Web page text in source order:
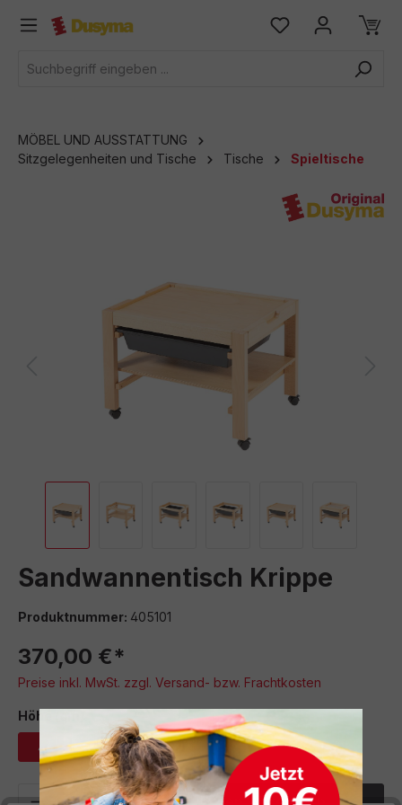
springen
MÖBEL UND AUSSTATTUNG
Sitzgelegenheiten und Tische
Tische Spieltische
Sandwannentisch Krippe
Produktnummer: 405101
370,00 €*
Preise inkl. MwSt. zzgl. Versand- bzw. Frachtkosten
Höhe (cm)
46 61,5 72
Produkt Anzahl: Gib denIn den Warenkorb